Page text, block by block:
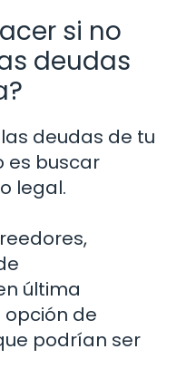
si no
deudas
deudas de tu
es buscar
legal.
última
de
podrían ser